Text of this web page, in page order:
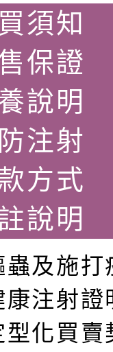
須知
保證
說明
注射
方式
說明
蟲及施打
康注射證
型化買賣